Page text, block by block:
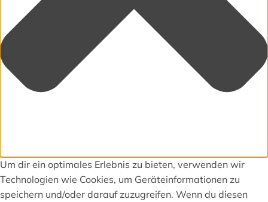
Um dir ein optimales Erlebnis zu bieten, verwenden wir
Technologien wie Cookies, um Geräteinformationen zu
speichern und/oder darauf zuzugreifen. Wenn du diesen